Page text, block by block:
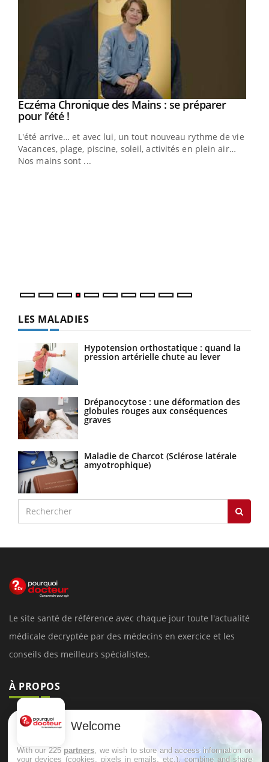
Youtube
Eczéma Chronique des Mains : se préparer
pour l’été !Youtube
L'été arrive… et avec lui, un tout nouveau rythme de vie !
Vacances, plage, piscine, soleil, activités en plein air…
Nos mains sont ...
LES MALADIES
Hypotension orthostatique : quand la
pression artérielle chute au lever
Drépanocytose : une déformation des
globules rouges aux conséquences
graves
Maladie de Charcot (Sclérose latérale
amyotrophique)
Le site santé de référence avec chaque jour toute l'actualité
médicale decryptée par des médecins en exercice et les
conseils des meilleurs spécialistes.
À PROPOS
Données personnelles et cookies
Conditions d'utilisation
Welcome
With our 225 partners , we wish to store and access information on
your devices (cookies, pixels in emails, etc.), combine and share